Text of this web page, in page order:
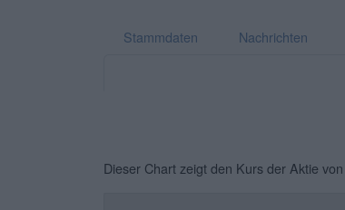
Stammdaten Nachrichten
Dieser Chart zeigt den Kurs der Aktie